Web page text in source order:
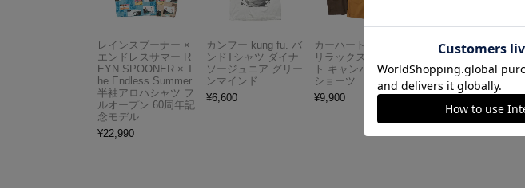
レインスプーナー ×
エンドレスサマー R
EYN SPOONER × T
he Endless Summer
半袖アロハシャツ フ
ルオープン 60周年記
念モデル
¥22,990
カンフー kung fu. バ
ンドTシャツ ダイナ
ソージュニア グリー
ンマインド
¥6,600
カーハート Carhartt
リラックスドフィッ
ト キャンバスワーク
ショーツ
¥9,900
アメリカンクラシッ
クス AMERICAN CL
ASSICS ムービーT
シャツ フォレストガ
ンプ ロゴ＆ベンチ
5,747